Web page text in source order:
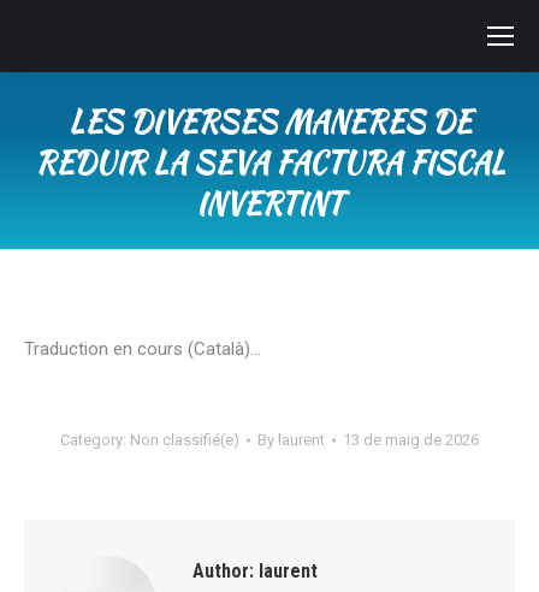
LES DIVERSES MANERES DE
REDUIR LA SEVA FACTURA FISCAL
INVERTINT
Traduction en cours (Català)…
Category: Non classifié(e) By laurent 13 de maig de 2026
Author: laurent